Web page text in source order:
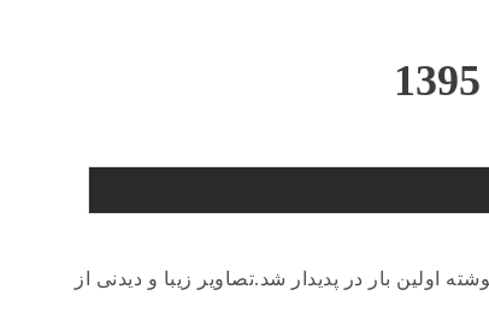
و دیدنی از نرگس محمدی سال 1395 ... نوشته اولین بار در پدیدار شد.تصاویر زیبا و دیدنی از نرگس محمدی سال 1395 ... نوشته اولین بار در پدیدار شد.تصاویر زیبا و دیدنی از